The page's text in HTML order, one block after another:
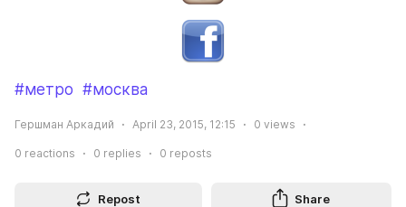
#метро #москва
Гершман Аркадий April 23, 2015, 12:15 0 views
0 reactions 0 replies 0 reposts
Repost Share